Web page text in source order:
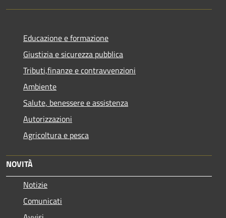
Educazione e formazione
Giustizia e sicurezza pubblica
Tributi,finanze e contravvenzioni
Ambiente
Salute, benessere e assistenza
Autorizzazioni
Agricoltura e pesca
NOVITÀ
Notizie
Comunicati